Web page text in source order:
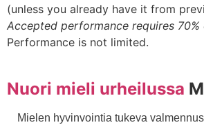
(unless you already have it from
Accepted performance requires
Performance is not limited.
Nuori mieli urheilussa
Mielen hyvinvointia tukeva